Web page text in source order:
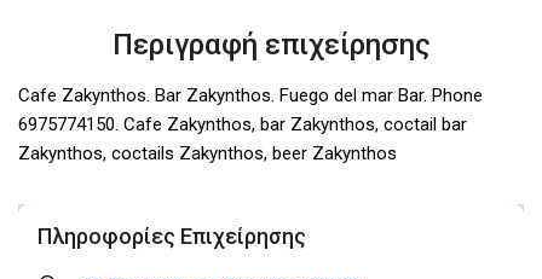
Περιγραφή επιχείρησης
Cafe Zakynthos. Bar Zakynthos. Fuego del mar Bar. Phone
6975774150. Cafe Zakynthos, bar Zakynthos, coctail bar
Zakynthos, coctails Zakynthos, beer Zakynthos
Πληροφορίες Επιχείρησης